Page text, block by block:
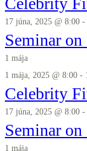
17 júna, 2025 @ 8:00 -
Seminar on
1 mája
1 mája, 2025 @ 8:00 -
Celebrity
17 júna, 2025 @ 8:00 -
Seminar on
1 mája